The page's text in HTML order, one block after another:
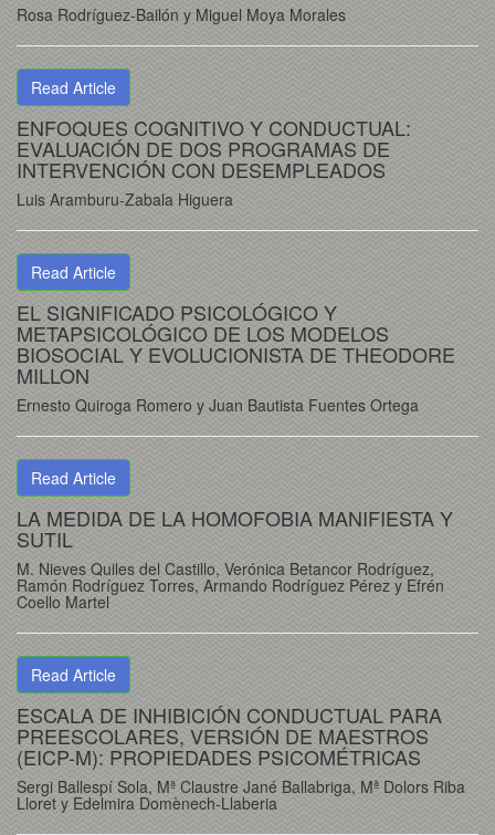
Rosa Rodríguez-Bailón y Miguel Moya Morales
Read Article
ENFOQUES COGNITIVO Y CONDUCTUAL:
EVALUACIÓN DE DOS PROGRAMAS DE
INTERVENCIÓN CON DESEMPLEADOS
Luis Aramburu-Zabala Higuera
Read Article
EL SIGNIFICADO PSICOLÓGICO Y
METAPSICOLÓGICO DE LOS MODELOS
BIOSOCIAL Y EVOLUCIONISTA DE THEODORE
MILLON
Ernesto Quiroga Romero y Juan Bautista Fuentes Ortega
Read Article
LA MEDIDA DE LA HOMOFOBIA MANIFIESTA Y
SUTIL
M. Nieves Quiles del Castillo, Verónica Betancor Rodríguez,
Ramón Rodríguez Torres, Armando Rodríguez Pérez y Efrén
Coello Martel
Read Article
ESCALA DE INHIBICIÓN CONDUCTUAL PARA
PREESCOLARES, VERSIÓN DE MAESTROS
(EICP-M): PROPIEDADES PSICOMÉTRICAS
Sergi Ballespí Sola, Mª Claustre Jané Ballabriga, Mª Dolors Riba
Lloret y Edelmira Domènech-Llaberia